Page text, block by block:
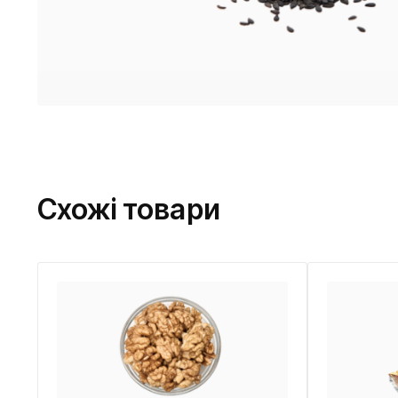
Схожі товари